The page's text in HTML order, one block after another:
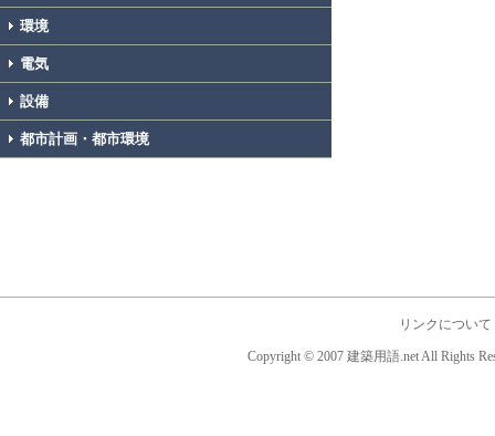
環境
電気
設備
都市計画・都市環境
リンクについて
Copyright © 2007 建築用語.net All Rights